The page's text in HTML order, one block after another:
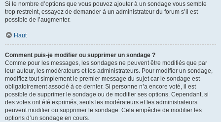
Si le nombre d’options que vous pouvez ajouter à un sondage vous semble
trop restreint, essayez de demander à un administrateur du forum s’il est
possible de l’augmenter.
Haut
Comment puis-je modifier ou supprimer un sondage ?
Comme pour les messages, les sondages ne peuvent être modifiés que par
leur auteur, les modérateurs et les administrateurs. Pour modifier un sondage,
modifiez tout simplement le premier message du sujet car le sondage est
obligatoirement associé à ce dernier. Si personne n’a encore voté, il est
possible de supprimer le sondage ou de modifier ses options. Cependant, si
des votes ont été exprimés, seuls les modérateurs et les administrateurs
peuvent modifier ou supprimer le sondage. Cela empêche de modifier les
options d’un sondage en cours.